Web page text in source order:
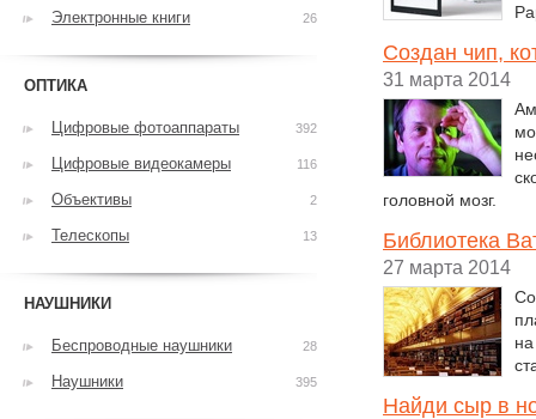
Создан чип,
31 марта 2014
головной мозг.
Библиотека
27 марта 2014
Найди сыр в
Электронные книги 26
ОПТИКА
Цифровые фотоаппараты 392
Цифровые видеокамеры 116
Объективы 2
Телескопы 13
НАУШНИКИ
Беспроводные наушники 28
Наушники 395